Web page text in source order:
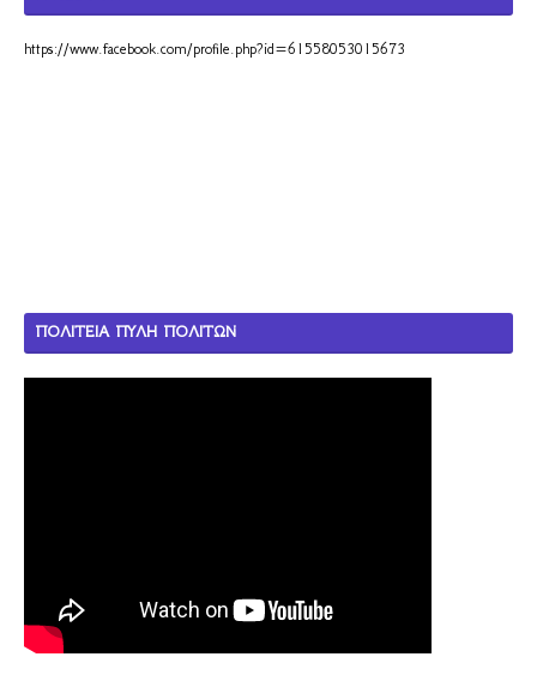
https://www.facebook.com/profile.php?id=61558053015673
ΠΟΛΙΤΕΙΑ ΠΥΛΗ ΠΟΛΙΤΩΝ